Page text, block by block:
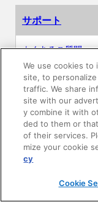
サポート
よくあるご質問
カタログ閲覧・資
各種データダウン
WEB見積・各種シ
交換用部品の購入
We use cookies to
site, to
traffic. We share
site with our
y combine it with
ded to them or
of their services.
mize your cookie
cy
Cookie